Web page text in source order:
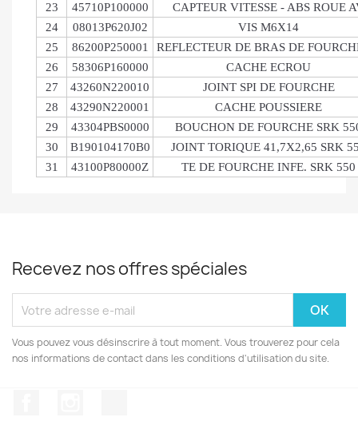
23
45710P100000
CAPTEUR VITESSE - ABS ROUE
24
08013P620J02
VIS M6X14
25
86200P250001
REFLECTEUR DE BRAS DE
26
58306P160000
CACHE ECROU
27
43260N220010
JOINT SPI DE FOURCHE
28
43290N220001
CACHE POUSSIERE
29
43304PBS0000
BOUCHON DE FOURCHE SRK
30
B190104170B0
JOINT TORIQUE 41,7X2,65 SRK
31
43100P80000Z TE DE FOURCHE INFE. SRK 550
Recevez nos offres spéciales
Vous pouvez vous désinscrire à tout moment. Vous trouverez pour cela
nos informations de contact dans les conditions d'utilisation du site.